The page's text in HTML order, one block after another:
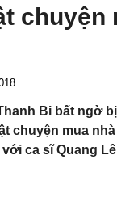
chuyện
Bi bất ngờ
chuyện mua
ca sĩ Quang